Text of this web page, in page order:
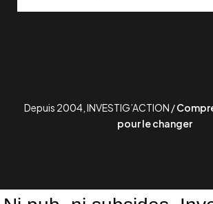
Depuis 2004, INVESTIG’ACTION /
pour le changer